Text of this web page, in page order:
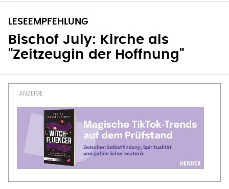
Bischof July: Kirche als
"Zeitzeugin der Hoffnung"